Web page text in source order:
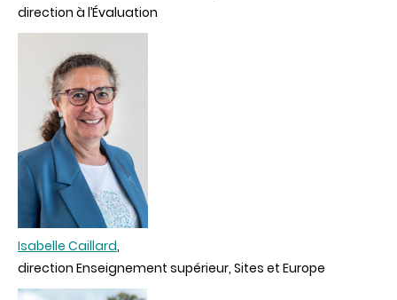
direction à l’Évaluation
Isabelle Caillard,
direction Enseignement supérieur, Sites et Europe